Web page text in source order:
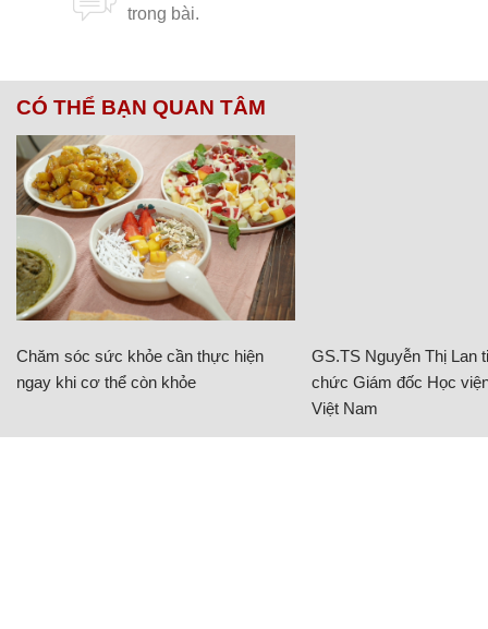
CÓ THỂ BẠN QUAN TÂM
Chăm sóc sức khỏe cần thực hiện
ngay khi cơ thể còn khỏe
GS.TS Nguyễn Thị Lan
chức Giám đốc Học
Việt Nam